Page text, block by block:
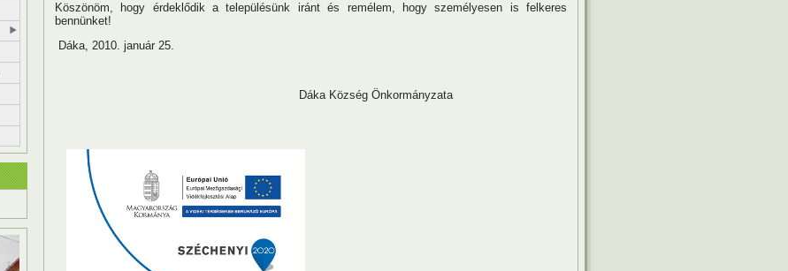
Köszönöm, hogy érdeklődik a településünk iránt és remélem, hogy személyesen is felkeres
bennünket!
Dáka, 2010. január 25.
Dáka Község Önkormányzata